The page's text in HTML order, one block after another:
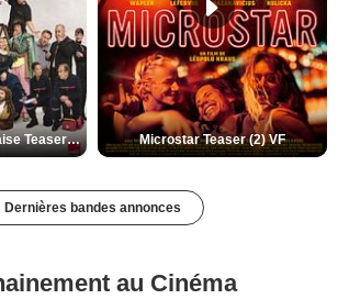
De la Comédie-Française Teaser (3) VF Microstar Teaser (2) VF
Dernières bandes annonces
au Cinéma